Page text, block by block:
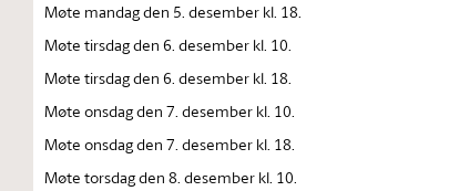
Møte mandag den 5. desember kl. 18.
Møte tirsdag den 6. desember kl. 10.
Møte tirsdag den 6. desember kl. 18.
Møte onsdag den 7. desember kl. 10.
Møte onsdag den 7. desember kl. 18.
Møte torsdag den 8. desember kl. 10.